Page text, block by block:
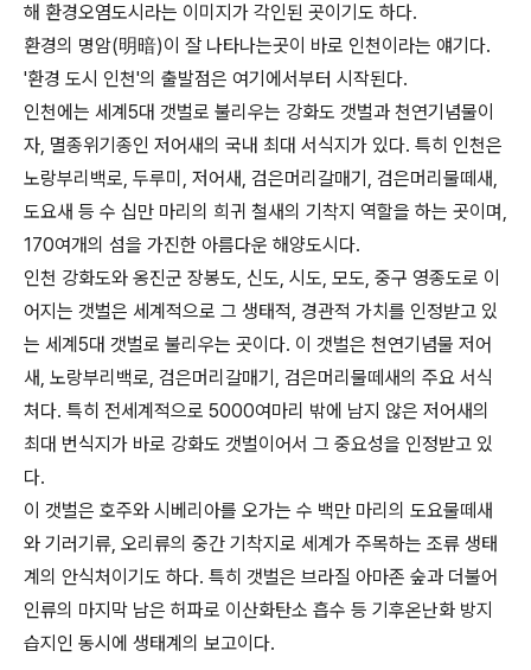
해 환경오염도시라는 이미지가 각인된 곳이기도 하다.
환경의 명암(明暗)이 잘 나타나는곳이 바로 인천이라는 얘기다.
'환경 도시 인천'의 출발점은 여기에서부터 시작된다.
인천에는 세계5대 갯벌로 불리우는 강화도 갯벌과 천연기념물이
자, 멸종위기종인 저어새의 국내 최대 서식지가 있다. 특히 인천은
노랑부리백로, 두루미, 저어새, 검은머리갈매기, 검은머리물떼새,
도요새 등 수 십만 마리의 희귀 철새의 기착지 역할을 하는 곳이며,
170여개의 섬을 가진한 아름다운 해양도시다.
인천 강화도와 옹진군 장봉도, 신도, 시도, 모도, 중구 영종도로 이
어지는 갯벌은 세계적으로 그 생태적, 경관적 가치를 인정받고 있
는 세계5대 갯벌로 불리우는 곳이다. 이 갯벌은 천연기념물 저어
새, 노랑부리백로, 검은머리갈매기, 검은머리물떼새의 주요 서식
처다. 특히 전세계적으로 5000여마리 밖에 남지 않은 저어새의
최대 번식지가 바로 강화도 갯벌이어서 그 중요성을 인정받고 있
다.
이 갯벌은 호주와 시베리아를 오가는 수 백만 마리의 도요물떼새
와 기러기류, 오리류의 중간 기착지로 세계가 주목하는 조류 생태
계의 안식처이기도 하다. 특히 갯벌은 브라질 아마존 숲과 더불어
인류의 마지막 남은 허파로 이산화탄소 흡수 등 기후온난화 방지
습지인 동시에 생태계의 보고이다.